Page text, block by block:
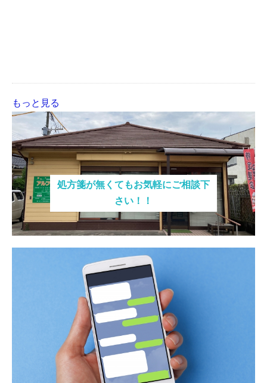
もっと見る
処方箋が無くてもお気軽にご相談下
さい！！